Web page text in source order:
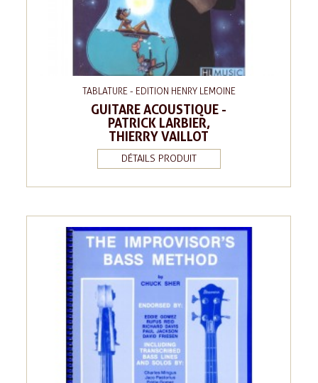
TABLATURE - EDITION HENRY LEMOINE
GUITARE ACOUSTIQUE -
PATRICK LARBIER,
THIERRY VAILLOT
DÉTAILS PRODUIT